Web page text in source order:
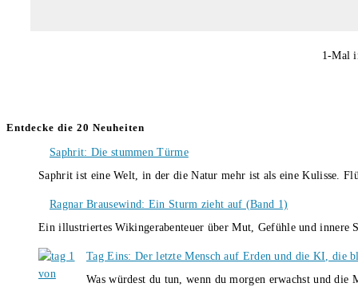
1-Mal
Entdecke die 20 Neuheiten
Saphrit: Die stummen Türme
Saphrit ist eine Welt, in der die Natur mehr ist als eine Kulisse.
Ragnar Brausewind: Ein Sturm zieht auf (Band 1)
Ein illustriertes Wikingerabenteuer über Mut, Gefühle und
Tag Eins: Der letzte Mensch auf Erden und die KI, die
Was würdest du tun, wenn du morgen erwachst und